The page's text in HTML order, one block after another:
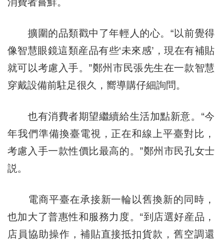
擴圍的品類戳中了年輕人的心。“以前覺得
像智慧眼鏡這類産品有些‘未來感’，現在有補貼
就可以考慮入手。”鄭州市民張先生在一款智慧
穿戴設備前駐足很久，嚮導購仔細詢問。
也有消費者期望繼續給生活加點新意。“今
年我們準備換臺電視，正在和線上平臺對比，
考慮入手一款性價比最高的。”鄭州市民孔女士
説。
電商平臺在承接新一輪以舊換新的同時，
也加大了普惠性和服務力度。“到店選好産品，
店員協助操作，補貼直接抵扣貨款，舊空調還